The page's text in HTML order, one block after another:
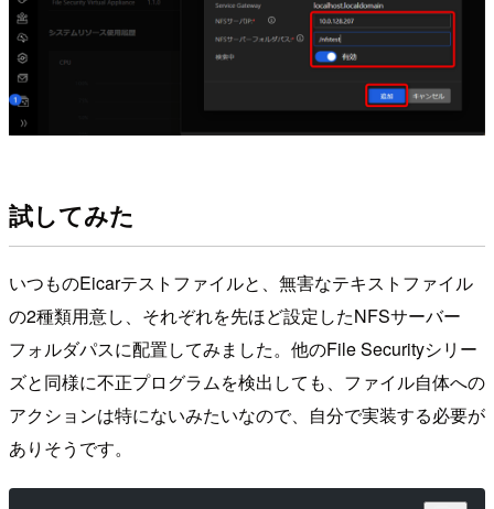
試してみた
いつものEicarテストファイルと、無害なテキストファイル
の2種類用意し、それぞれを先ほど設定したNFSサーバー
フォルダパスに配置してみました。他のFile Securityシリー
ズと同様に不正プログラムを検出しても、ファイル自体への
アクションは特にないみたいなので、自分で実装する必要が
ありそうです。